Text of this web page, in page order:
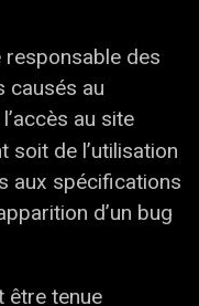
responsable des
causés au
au site
soit de l’utilisation
aux spécifications
d’un bug
être tenue